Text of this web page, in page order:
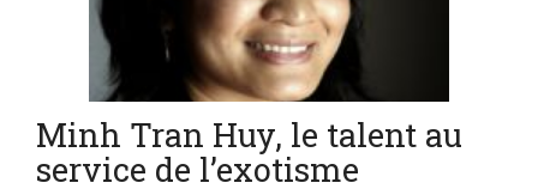
Minh Tran Huy, le talent au
service de l’exotisme